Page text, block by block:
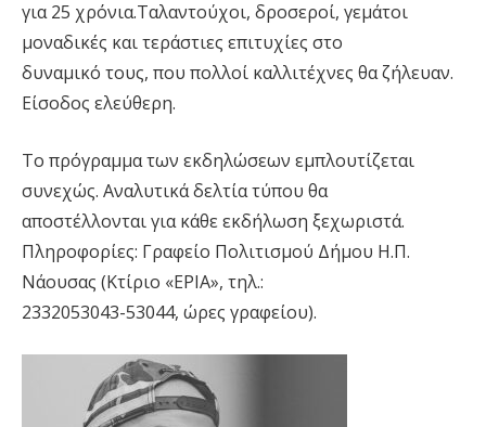
για 25 χρόνια.Ταλαντούχοι, δροσεροί, γεμάτοι
μοναδικές και τεράστιες επιτυχίες στο
δυναμικό τους, που πολλοί καλλιτέχνες θα ζήλευαν.
Είσοδος ελεύθερη.
Το πρόγραμμα των εκδηλώσεων εμπλουτίζεται
συνεχώς. Αναλυτικά δελτία τύπου θα
αποστέλλονται για κάθε εκδήλωση ξεχωριστά.
Πληροφορίες: Γραφείο Πολιτισμού Δήμου Η.Π.
Νάουσας (Κτίριο «ΕΡΙΑ», τηλ.:
2332053043-53044, ώρες γραφείου).